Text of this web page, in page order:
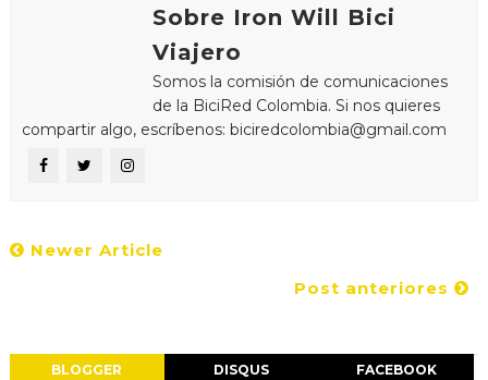
Sobre Iron Will Bici
Viajero
Somos la comisión de comunicaciones
de la BiciRed Colombia. Si nos quieres
compartir algo, escríbenos: biciredcolombia@gmail.com
Newer Article
Post anteriores
BLOGGER DISQUS FACEBOOK